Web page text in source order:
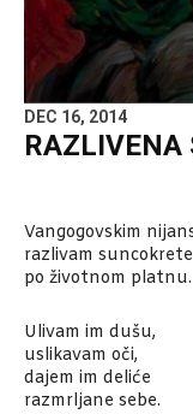
DEC 16, 2014
RAZLIVENA
Vangogovskim
razlivam suncokrete
po životnom platnu.
Ulivam im dušu,
uslikavam oči,
dajem im deliće
razmrljane sebe.